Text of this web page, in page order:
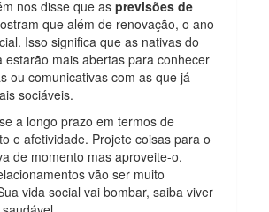
nos disse que asprevisões de
que além de renovação, o ano
Isso significa que as nativas do
estarão mais abertas para conhecer
ou comunicativas com as que já
sociáveis.
a longo prazo em termos de
e afetividade. Projete coisas para o
de momento mas aproveite-o.
vão ser muito
vida social vai bombar, saiba viver